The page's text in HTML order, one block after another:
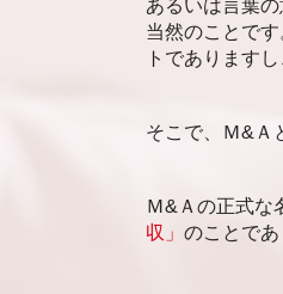
事業承継
お寺 後継
札幌市 事
札幌市 事
新潟市 後
あるいは言葉
当然のことで
トであります
そこで、Ｍ&Ａ
Ｍ&Ａの正式な
収」 のことであ